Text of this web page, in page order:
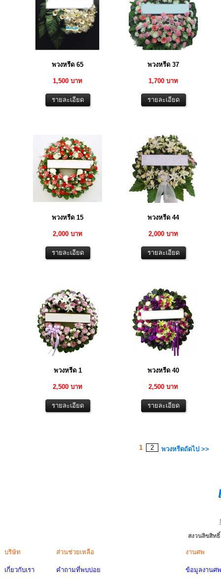
พวงหรีด 65
1,500 บาท
พวงหรีด 37
1,700 บาท
พวงหรีด 15
2,000 บาท
พวงหรีด 44
2,000 บาท
พวงหรีด 1
2,500 บาท
พวงหรีด 40
2,500 บาท
1 2 พวงหรีดถัดไป >>
สงวนลิขสิท
บริษัท
เกี่ยวกับเรา
ส่วนช่วยเหลือ
คำถามที่พบบ่อย
งานศพ
ข้อมูลงานศพ